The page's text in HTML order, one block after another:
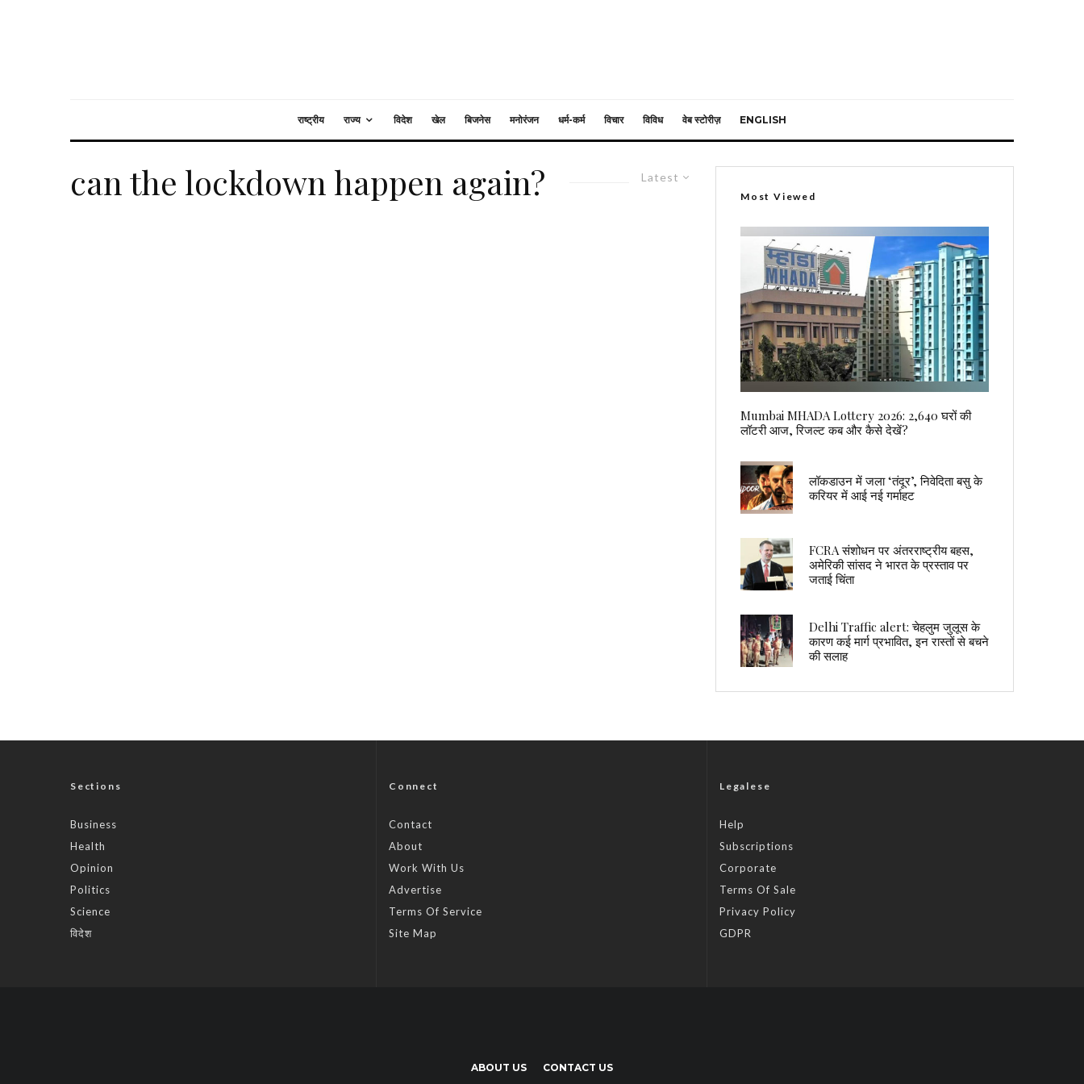
राष्ट्रीय राज्य विदेश खेल बिजनेस मनोरंजन धर्म-कर्म विचार विविध वेब स्टोरीज़ ENGLISH
Latest
can the lockdown happen again? Most Viewed
Mumbai MHADA Lottery 2026: 2,640 घरों की
लॉटरी आज, रिजल्ट कब और कैसे देखें?
लॉकडाउन में जला ‘तंदूर’, निवेदिता बसु के
करियर में आई नई गर्माहट
FCRA संशोधन पर अंतरराष्ट्रीय बहस,
अमेरिकी सांसद ने भारत के प्रस्ताव पर
जताई चिंता
Delhi Traffic alert: चेहलुम जुलूस के
कारण कई मार्ग प्रभावित, इन रास्तों से बचने
की सलाह
Sections
Business
Health
Opinion
Politics
Science
विदेश
Connect
Contact
About
Work With Us
Advertise
Terms Of Service
Site Map
Legalese
Help
Subscriptions
Corporate
Terms Of Sale
Privacy Policy
GDPR
ABOUT US CONTACT US